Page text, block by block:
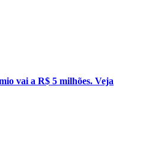
vai a R$ 5 milhões. Veja